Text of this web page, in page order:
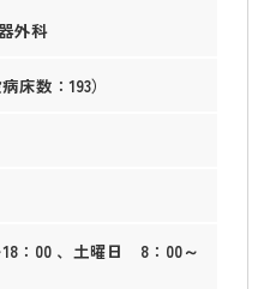
外科
床数：193）
：00 、土曜日 8：00～